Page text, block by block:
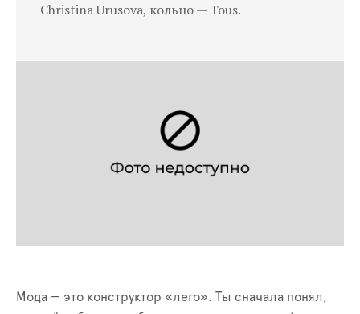
Christina Urusova, кольцо — Tous.
Мода — это конструктор «лего». Ты сначала понял,